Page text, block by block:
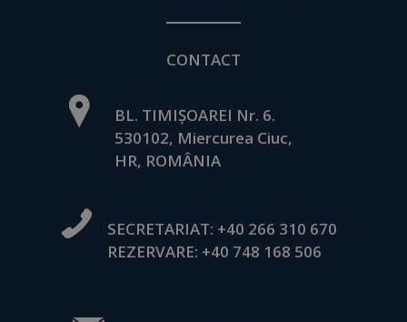
CONTACT
BL. TIMIȘOAREI Nr. 6.
530102, Miercurea Ciuc,
HR, ROMÂNIA
SECRETARIAT: +40 266 310 670
REZERVARE: +40 748 168 506